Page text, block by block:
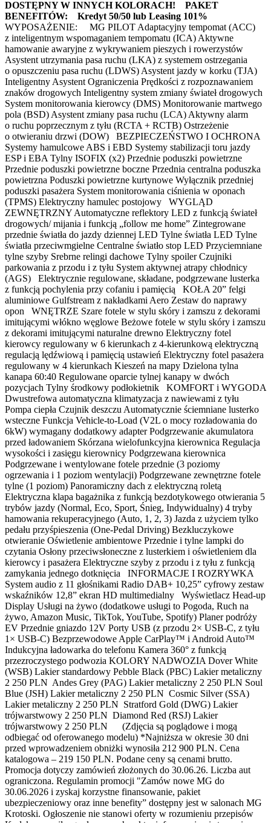
DOSTĘPNY W INNYCH KOLORACH!
PAKET
BENEFITÓW:
Kredyt 50/50 lub Leasing 101%
WYPOSAŻENIE: MG PILOT Adaptacyjny tempomat (ACC)
z inteligentnym wspomaganiem tempomatu (ICA) Aktywne
hamowanie awaryjne z wykrywaniem pieszych i rowerzystów
Asystent utrzymania pasa ruchu (LKA) z systemem ostrzegania
o opuszczeniu pasa ruchu (LDWS) Asystent jazdy w korku (TJA)
Inteligentny Asystent Ograniczenia Prędkości z rozpoznawaniem
znaków drogowych Inteligentny system zmiany świateł drogowych
System monitorowania kierowcy (DMS) Monitorowanie martwego
pola (BSD) Asystent zmiany pasa ruchu (LCA) Aktywny alarm
o ruchu poprzecznym z tyłu (RCTA + RCTB) Ostrzeżenie
o otwieraniu drzwi (DOW) BEZPIECZEŃSTWO I OCHRONA
Systemy hamulcowe ABS i EBD Systemy stabilizacji toru jazdy
ESP i EBA Tylny ISOFIX (x2) Przednie poduszki powietrzne
Przednie poduszki powietrzne boczne Przednia centralna poduszka
powietrzna Poduszki powietrzne kurtynowe Wyłącznik przedniej
poduszki pasażera System monitorowania ciśnienia w oponach
(TPMS) Elektryczny hamulec postojowy WYGLĄD
ZEWNĘTRZNY Automatyczne reflektory LED z funkcją świateł
drogowych/ mijania i funkcją „follow me home” Zintegrowane
przednie światła do jazdy dziennej LED Tylne światła LED Tylne
światła przeciwmgielne Centralne światło stop LED Przyciemniane
tylne szyby Srebrne relingi dachowe Tylny spoiler Czujniki
parkowania z przodu i z tyłu System aktywnej atrapy chłodnicy
(AGS) Elektrycznie regulowane, składane, podgrzewane lusterka
z funkcją pochylenia przy cofaniu i pamięcią KOŁA 20” felgi
aluminiowe Gulfstream z nakładkami Aero Zestaw do naprawy
opon WNĘTRZE Szare fotele w stylu skóry i zamszu z dekorami
imitującymi włókno węglowe Beżowe fotele w stylu skóry i zamszu
z dekorami imitującymi naturalne drewno Elektryczny fotel
kierowcy regulowany w 6 kierunkach z 4-kierunkową elektryczną
regulacją lędźwiową i pamięcią ustawień Elektryczny fotel pasażera
regulowany w 4 kierunkach Kieszeń na mapy Dzielona tylna
kanapa 60:40 Regulowane oparcie tylnej kanapy w dwóch
pozycjach Tylny środkowy podłokietnik KOMFORT i WYGODA
Dwustrefowa automatyczna klimatyzacja z nawiewami z tyłu
Pompa ciepła Czujnik deszczu Automatycznie ściemniane lusterko
wsteczne Funkcja Vehicle-to-Load (V2L o mocy rozładowania do
6kW) wymagany dodatkowy adapter Podgrzewanie akumulatora
przed ładowaniem Skórzana wielofunkcyjna kierownica Regulacja
wysokości i zasięgu kierownicy Podgrzewana kierownica
Podgrzewane i wentylowane fotele przednie (3 poziomy
ogrzewania i 1 poziom wentylacji) Podgrzewane zewnętrzne fotele
tylne (1 poziom) Panoramiczny dach z elektryczną roletą
Elektryczna klapa bagażnika z funkcją bezdotykowego otwierania 5
trybów jazdy (Normal, Eco, Sport, Śnieg, Indywidualny) 4 tryby
hamowania rekuperacyjnego (Auto, 1, 2, 3) Jazda z użyciem tylko
pedału przyśpieszenia (One-Pedal Driving) Bezkluczykowe
otwieranie Oświetlenie ambientowe Przednie i tylne lampki do
czytania Osłony przeciwsłoneczne z lusterkiem i oświetleniem dla
kierowcy i pasażera Elektryczne szyby z przodu i z tyłu z funkcją
zamykania jednego dotknięcia INFORMACJE I ROZRYWKA
System audio z 11 głośnikami Radio DAB+ 10,25” cyfrowy zestaw
wskaźników 12,8” ekran HD multimedialny Wyświetlacz Head-up
Display Usługi na żywo (dodatkowe usługi to Pogoda, Ruch na
żywo, Amazon Music, TikTok, YouTube, Spotify) Planer podróży
EV Przednie gniazdo 12V Porty USB (z przodu 2× USB-C, z tyłu
1× USB-C) Bezprzewodowe Apple CarPlay™ i Android Auto™
Indukcyjna ładowarka do telefonu Kamera 360° z funkcją
przezroczystego podwozia KOLORY NADWOZIA Dover White
(WSB) Lakier standardowy Pebble Black (PBC) Lakier metaliczny
2 250 PLN Andes Grey (PAG) Lakier metaliczny 2 250 PLN Soul
Blue (JSH) Lakier metaliczny 2 250 PLN Cosmic Silver (SSA)
Lakier metaliczny 2 250 PLN Stratford Gold (DWG) Lakier
trójwarstwowy 2 250 PLN Diamond Red (RSJ) Lakier
trójwarstwowy 2 250 PLN (Zdjęcia są poglądowe i mogą
odbiegać od oferowanego modelu) *Najniższa w okresie 30 dni
przed wprowadzeniem obniżki wynosiła 212 900 PLN. Cena
katalogowa – 219 150 PLN. Podane ceny są cenami brutto.
Promocja dotyczy zamówień złożonych do 30.06.26. Liczba aut
ograniczona. Regulamin promocji "Zamów nowe MG do
30.06.2026 i zyskaj korzystne finansowanie, pakiet
ubezpieczeniowy oraz inne benefity” dostępny jest w salonach MG
Krotoski. Ogłoszenie nie stanowi oferty w rozumieniu przepisów